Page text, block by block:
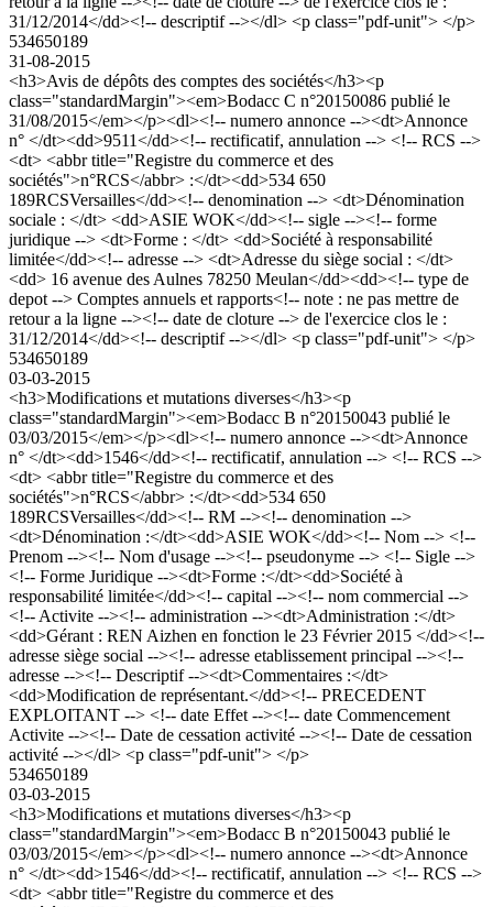
31/12/2014</dd><!-- descriptif --></dl> <p class="pdf-unit"> </p>
534650189
31-08-2015
<h3>Avis de dépôts des comptes des sociétés</h3><p
class="standardMargin"><em>Bodacc C n°20150086 publié le
31/08/2015</em></p><dl><!-- numero annonce --><dt>Annonce
n° </dt><dd>9511</dd><!-- rectificatif, annulation --> <!-- RCS -->
<dt> <abbr title="Registre du commerce et des
sociétés">n°RCS</abbr> :</dt><dd>534 650
189RCSVersailles</dd><!-- denomination --> <dt>Dénomination
sociale : </dt> <dd>ASIE WOK</dd><!-- sigle --><!-- forme
juridique --> <dt>Forme : </dt> <dd>Société à responsabilité
limitée</dd><!-- adresse --> <dt>Adresse du siège social : </dt>
<dd> 16 avenue des Aulnes 78250 Meulan</dd><dd><!-- type de
depot --> Comptes annuels et rapports<!-- note : ne pas mettre de
retour a la ligne --><!-- date de cloture --> de l'exercice clos le :
31/12/2014</dd><!-- descriptif --></dl> <p class="pdf-unit"> </p>
534650189
03-03-2015
<h3>Modifications et mutations diverses</h3><p
class="standardMargin"><em>Bodacc B n°20150043 publié le
03/03/2015</em></p><dl><!-- numero annonce --><dt>Annonce
n° </dt><dd>1546</dd><!-- rectificatif, annulation --> <!-- RCS -->
<dt> <abbr title="Registre du commerce et des
sociétés">n°RCS</abbr> :</dt><dd>534 650
189RCSVersailles</dd><!-- RM --><!-- denomination -->
<dt>Dénomination :</dt><dd>ASIE WOK</dd><!-- Nom --> <!--
Prenom --><!-- Nom d'usage --><!-- pseudonyme --> <!-- Sigle -->
<!-- Forme Juridique --><dt>Forme :</dt><dd>Société à
responsabilité limitée</dd><!-- capital --><!-- nom commercial -->
<!-- Activite --><!-- administration --><dt>Administration :</dt>
<dd>Gérant : REN Aizhen en fonction le 23 Février 2015 </dd><!--
adresse siège social --><!-- adresse etablissement principal --><!--
adresse --><!-- Descriptif --><dt>Commentaires :</dt>
<dd>Modification de représentant.</dd><!-- PRECEDENT
EXPLOITANT --> <!-- date Effet --><!-- date Commencement
Activite --><!-- Date de cessation activité --><!-- Date de cessation
activité --></dl> <p class="pdf-unit"> </p>
534650189
03-03-2015
<h3>Modifications et mutations diverses</h3><p
class="standardMargin"><em>Bodacc B n°20150043 publié le
03/03/2015</em></p><dl><!-- numero annonce --><dt>Annonce
n° </dt><dd>1546</dd><!-- rectificatif, annulation --> <!-- RCS -->
<dt> <abbr title="Registre du commerce et des